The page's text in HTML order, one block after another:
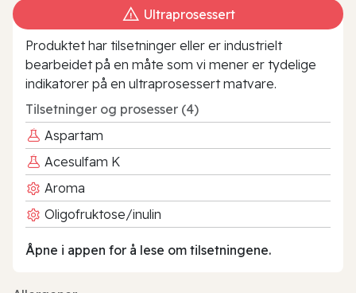
Ultraprosessert
Produktet har tilsetninger eller er industrielt
bearbeidet på en måte som vi mener er tydelige
indikatorer på en ultraprosessert matvare.
Tilsetninger og prosesser (4)
Aspartam
Acesulfam K
Aroma
Oligofruktose/inulin
Åpne i appen for å lese om tilsetningene.